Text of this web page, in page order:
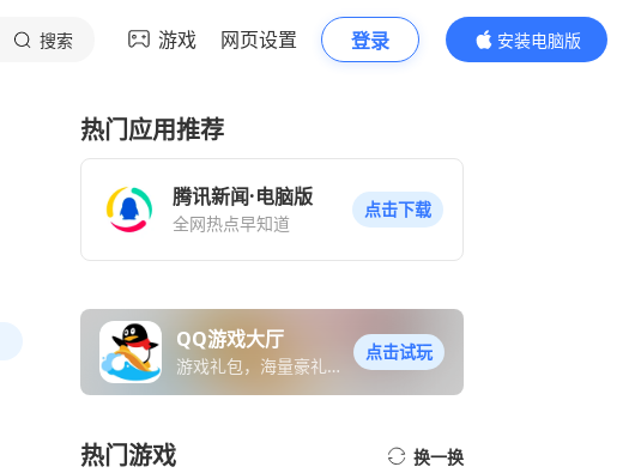
搜索 游戏 网页设置 登录
安装电脑版
内容更精彩
热门应用推荐
腾讯新闻·电脑版
全网热点早知道
点击下载
QQ游戏大厅
游戏礼包，海量豪礼免
点击试玩
热门游戏 换一换